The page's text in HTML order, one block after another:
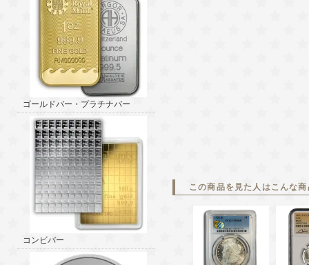
ゴールドバー・プラチナバー
コンビバー
この商品を見た人はこんな